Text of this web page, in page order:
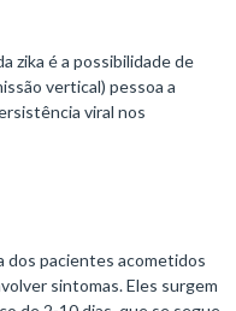
zika é a possibilidade de
vertical) pessoa a
viral nos
dos pacientes acometidos
sintomas. Eles surgem